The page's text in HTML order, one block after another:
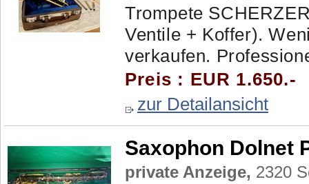
Trompete
Ventile + Koffer).
verkaufen.
Preis : EUR 1.650.-
zur Detailansicht
Saxophon Dolnet
private Anzeige, 2320